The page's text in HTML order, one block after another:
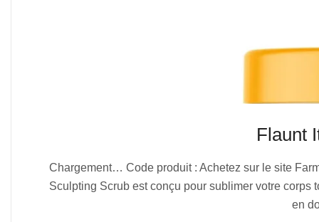
Flaunt
08-
01
Chargement… Code produit : Achetez sur le site
Sculpting Scrub est conçu pour sublimer votre
en